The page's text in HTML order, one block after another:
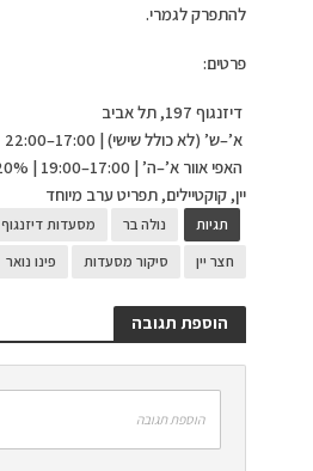
להתפרק לגמרי.
פרטים:
דיזנגוף 197, תל אביב
א’–ש’ (לא כולל שישי) | 17:00–22:00
האפי אוור א’–ה’ | 17:00–19:00 | 20% הנחה
יין, קוקטיילים, תפריט ערב מיוחד
תגיות נולה בר מסעדות דיזנגוף
חצר יין
סיקור מסעדות פינו נואר
הוספת תגובה
הוספת תגובה